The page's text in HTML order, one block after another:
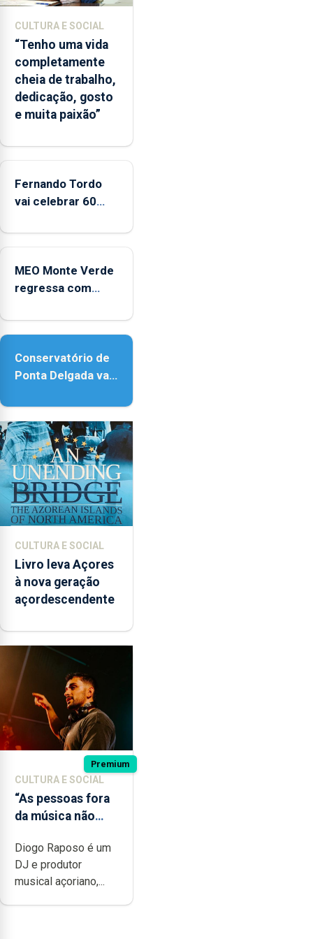
ilha
das
Flores
apresenta
um
“decréscimo
da
entre
2022
2025
CULTURA E SOCIAL
“Tenho uma vida
completamente
cheia de trabalho,
dedicação, gosto
e muita paixão”
Fernando Tordo
vai celebrar 60
no Coliseu
MEO Monte Verde
regressa com
acessibilidade
Conservatório de
Ponta Delgada vai
instrumentos
CULTURA E SOCIAL
Livro leva Açores
à nova geração
açordescendente
Premium
CULTURA E SOCIAL
“As pessoas fora
da música não
quão difícil é
produzir uma
música”
Diogo Raposo é um
DJ e produtor
musical açoriano,...